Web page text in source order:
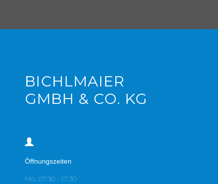
BICHLMAIER
GMBH & CO. KG
Öffnungszeiten
Mo: 07:30 - 17:30